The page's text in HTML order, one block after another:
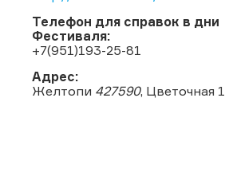
Телефон для справок в дни
Фестиваля:
+7(951)193-25-81
Адрес:
Желтопи 427590, Цветочная 1